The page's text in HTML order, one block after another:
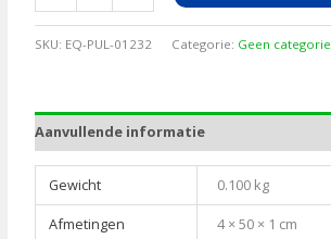
Spuitstok
SKU: EQ-PUL-01232 Categorie: Geen categorie
Aanvullende informatie
Gewicht
0.100 kg
Afmetingen
4 × 50 × 1 cm